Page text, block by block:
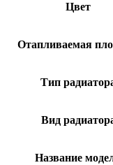
Цвет
Отапливаемая
Тип
Вид
Название